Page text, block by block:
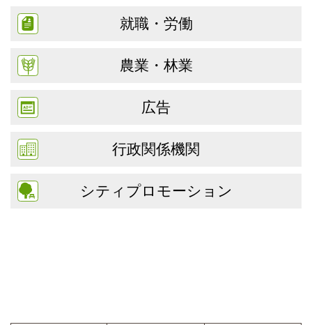
就職・労働
農業・林業
広告
行政関係機関
シティプロモーション